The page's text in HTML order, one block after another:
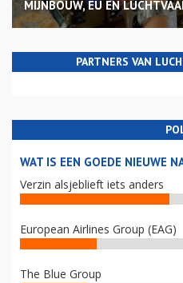
MIJNBOUW, EU EN
PARTNERS VAN
WAT IS EEN GOEDE NIEUWE
Verzin alsjeblieft iets anders
European Airlines Group (EAG)
The Blue Group